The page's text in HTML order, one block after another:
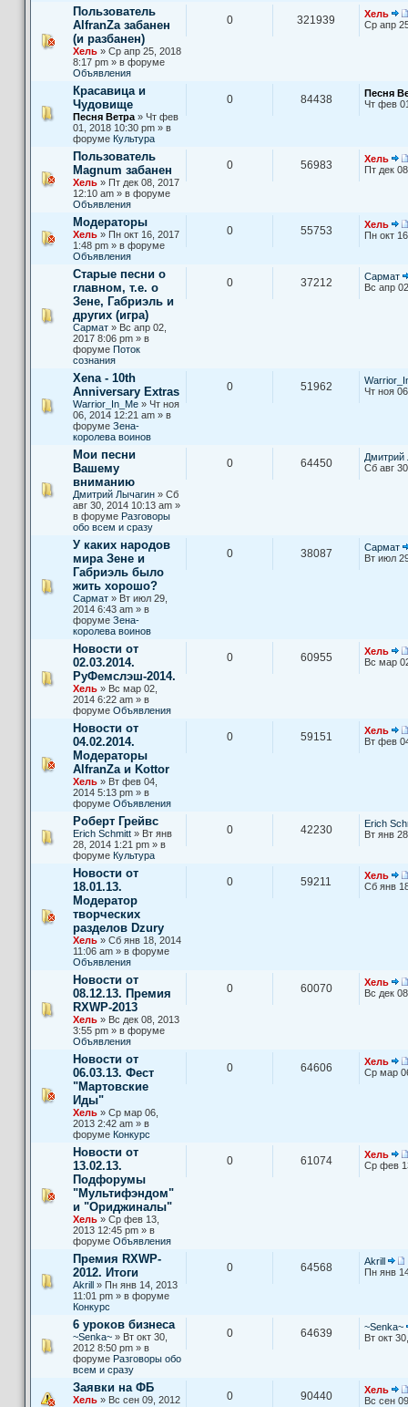
Пользователь
AlfranZa забанен
(и разбанен)
Хель » Ср апр 25, 2018
8:17 pm » в форуме
Объявления
0 321939
Хель
Ср апр
Красавица и
Чудовище
Песня Ветра » Чт фев
01, 2018 10:30 pm » в
форуме Культура
0 84438
Песня
Чт фев
Пользователь
Magnum забанен
Хель » Пт дек 08, 2017
12:10 am » в форуме
Объявления
0 56983
Хель
Пт дек
Модераторы
Хель » Пн окт 16, 2017
1:48 pm » в форуме
Объявления
0 55753
Хель
Пн окт
Старые песни о
главном, т.е. о
Зене, Габриэль и
других (игра)
Сармат » Вс апр 02,
2017 8:06 pm » в
форуме Поток
сознания
0 37212
Сармат
Вс апр
Xena - 10th
Anniversary Extras
Warrior_In_Me » Чт ноя
06, 2014 12:21 am » в
форуме Зена-
королева воинов
0 51962
Чт ноя
Мои песни
Вашему
вниманию
Дмитрий Лычагин » Сб
авг 30, 2014 10:13 am »
в форуме Разговоры
обо всем и сразу
0 64450
Дмитрий
Сб авг
У каких народов
мира Зене и
Габриэль было
жить хорошо?
Сармат » Вт июл 29,
2014 6:43 am » в
форуме Зена-
королева воинов
0 38087
Сармат
Вт июл
Новости от
02.03.2014.
РуФемслэш-2014.
Хель » Вс мар 02,
2014 6:22 am » в
форуме Объявления
0 60955
Хель
Вс мар
Новости от
04.02.2014.
Модераторы
AlfranZa и Kottor
Хель » Вт фев 04,
2014 5:13 pm » в
форуме Объявления
0 59151
Хель
Вт фев
Роберт Грейвс
Erich Schmitt » Вт янв
28, 2014 1:21 pm » в
форуме Культура
0 42230
Erich
Вт янв
Новости от
18.01.13.
Модератор
творческих
разделов Dzury
Хель » Сб янв 18, 2014
11:06 am » в форуме
Объявления
0 59211
Хель
Сб янв
Новости от
08.12.13. Премия
RXWP-2013
Хель » Вс дек 08, 2013
3:55 pm » в форуме
Объявления
0 60070
Хель
Вс дек
Новости от
06.03.13. Фест
"Мартовские
Иды"
Хель » Ср мар 06,
2013 2:42 am » в
форуме Конкурс
0 64606
Хель
Ср мар
Новости от
13.02.13.
Подфорумы
"Мультифэндом"
и "Ориджиналы"
Хель » Ср фев 13,
2013 12:45 pm » в
форуме Объявления
0 61074
Хель
Ср фев
Премия RXWP-
2012. Итоги
Akrill » Пн янв 14, 2013
11:01 pm » в форуме
Конкурс
0 64568
Akrill
т
к
Пн янв
6 уроков бизнеса
~Senka~ » Вт окт 30,
2012 8:50 pm » в
форуме Разговоры обо
всем и сразу
0 64639
~Senka~
Вт окт
Заявки на ФБ
Хель » Вс сен 09, 2012
0 90440
Хель
Вс сен